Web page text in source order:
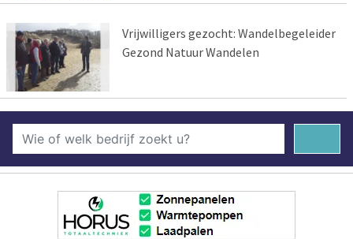
Vrijwilligers gezocht: Wandelbegeleider
Gezond Natuur Wandelen